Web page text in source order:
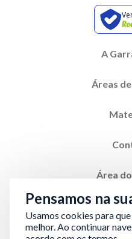
A
Áreas
Área
Pensamos na
Usamos cookies para
melhor. Ao continuar